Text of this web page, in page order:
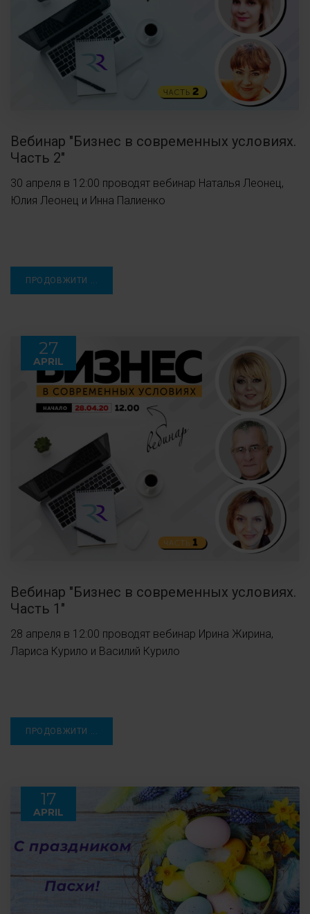
Вебинар "Бизнес в современных условиях.
Часть 2"
30 апреля в 12:00 проводят вебинар Наталья Леонец,
Юлия Леонец и Инна Палиенко
ПРОДОВЖИТИ ...
27
APRIL
Вебинар "Бизнес в современных условиях.
Часть 1"
28 апреля в 12:00 проводят вебинар Ирина Жирина,
Лариса Курило и Василий Курило
ПРОДОВЖИТИ ...
17
APRIL